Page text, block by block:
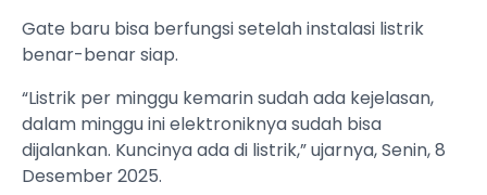
Gate baru bisa berfungsi setelah instalasi listrik
benar-benar siap.
“Listrik per minggu kemarin sudah ada kejelasan,
dalam minggu ini elektroniknya sudah bisa
dijalankan. Kuncinya ada di listrik,” ujarnya, Senin, 8
Desember 2025.